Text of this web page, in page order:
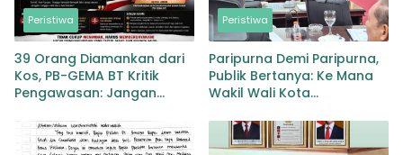
Peristiwa
39 Orang Diamankan dari
Kos, PB-GEMA BT Kritik
Pengawasan: Jangan
Bergerak Baru Negara
Bertindak
Peristiwa
Paripurna Demi Paripurna,
Publik Bertanya: Ke Mana
Wakil Wali Kota